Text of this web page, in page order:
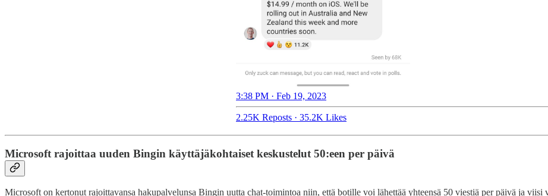
3:38 PM · Feb 19, 2023
2.25K Reposts · 35.2K Likes
Microsoft rajoittaa uuden Bingin käyttäjäkohtaiset keskustelut 50:een per päivä
Microsoft on kertonut rajoittavansa hakupalvelunsa Bingin uutta chat-toimintoa niin, että botille voi lähettää yhteensä 50 viestiä per päivä ja viisi